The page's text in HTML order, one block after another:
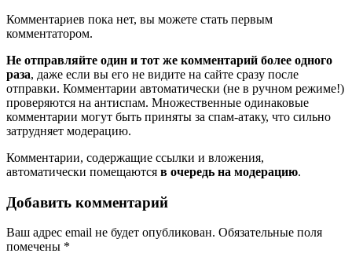
Комментариев пока нет, вы можете стать первым
комментатором.
Не отправляйте один и тот же комментарий более одного
раза, даже если вы его не видите на сайте сразу после
отправки. Комментарии автоматически (не в ручном режиме!)
проверяются на антиспам. Множественные одинаковые
комментарии могут быть приняты за спам-атаку, что сильно
затрудняет модерацию.
Комментарии, содержащие ссылки и вложения,
автоматически помещаются в очередь на модерацию.
Добавить комментарий
Ваш адрес email не будет опубликован. Обязательные поля
помечены *